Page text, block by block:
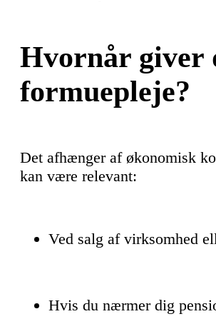
Hvornår giver
formuepleje?
Det afhænger af økonomisk
kan være relevant:
Ved salg af virksomhed
Hvis du nærmer dig